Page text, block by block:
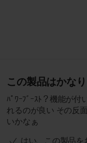
この製品はかな
ﾊﾟﾜｰﾌﾞｰｽﾄ？機能が付
れるのが良い その反
いかなぁ
はい、この製品を